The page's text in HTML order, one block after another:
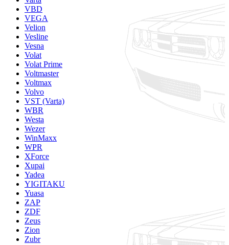
VBD
VEGA
Velion
Vesline
Vesna
Volat
Volat Prime
Voltmaster
Voltmax
Volvo
VST (Varta)
WBR
Westa
Wezer
WinMaxx
WPR
XForce
Xupai
Yadea
YIGITAKU
Yuasa
ZAP
ZDF
Zeus
Zion
Zubr